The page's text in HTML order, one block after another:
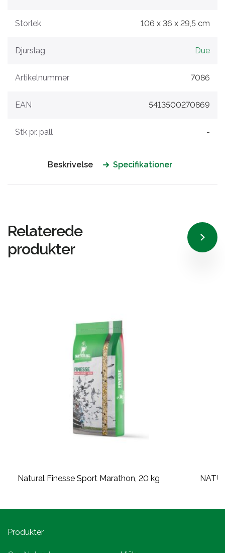
Storlek 106 x 36 x 29,5 cm
Djurslag Due
Artikelnummer 7086
EAN 5413500270869
Stk pr. pall -
Beskrivelse Specifikationer
Relaterede
produkter
Natural Finesse Sport Marathon, 20 kg
Produkter